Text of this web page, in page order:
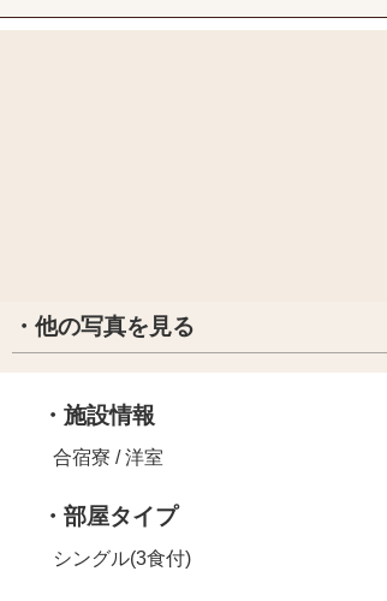
・他の写真を見る
・施設情報
合宿寮 / 洋室
・部屋タイプ
シングル(3食付)